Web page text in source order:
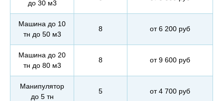
до 30 м3
Машина до 10
тн до 50 м3
8 от 6 200 руб
Машина до 20
тн до 80 м3
8 от 9 600 руб
Манипулятор
до 5 тн
5 от 4 700 руб